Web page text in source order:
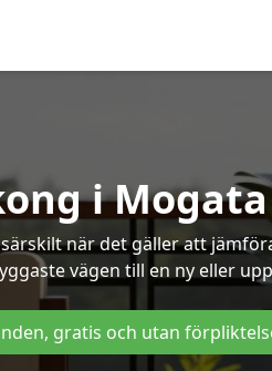
i Mogata
när det gäller att
vägen till en ny eller
gratis och utan